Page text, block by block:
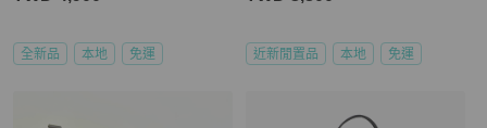
全新品 本地 免運 近新閒置品 本地 免運